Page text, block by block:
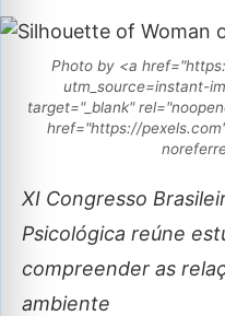
Photo by <a
utm_source=instant-
target="_blank"
href="https://
XI Congresso
Psicológica reúne
compreender as
ambiente